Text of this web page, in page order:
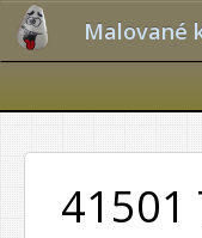
Malované
41501